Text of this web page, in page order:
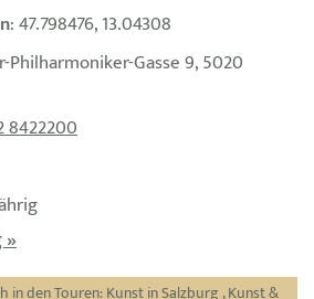
: 47.798476, 13.04308
Philharmoniker-Gasse 9, 5020
8422200
»
in den Touren:Kunst in Salzburg ,Kunst &